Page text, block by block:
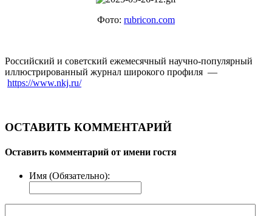
Фото: rubricon.com
Российский и советский ежемесячный научно-популярный
иллюстрированный журнал широкого профиля —
https://www.nkj.ru/
ОСТАВИТЬ КОММЕНТАРИЙ
Оставить комментарий от имени гостя
Имя (Обязательно):